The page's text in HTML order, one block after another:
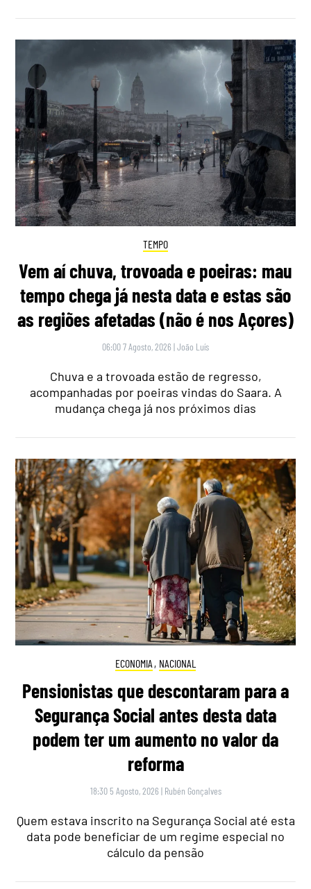
TEMPO
Vem aí chuva, trovoada e poeiras: mau
tempo chega já nesta data e estas são
as regiões afetadas (não é nos Açores)
06:00 7 Agosto, 2026 |João Luís
Chuva e a trovoada estão de regresso,
acompanhadas por poeiras vindas do Saara. A
mudança chega já nos próximos dias
ECONOMIA , NACIONAL
Pensionistas que descontaram para a
Segurança Social antes desta data
podem ter um aumento no valor da
reforma
18:30 5 Agosto, 2026 | Rubén Gonçalves
Quem estava inscrito na Segurança Social até esta
data pode beneficiar de um regime especial no
cálculo da pensão